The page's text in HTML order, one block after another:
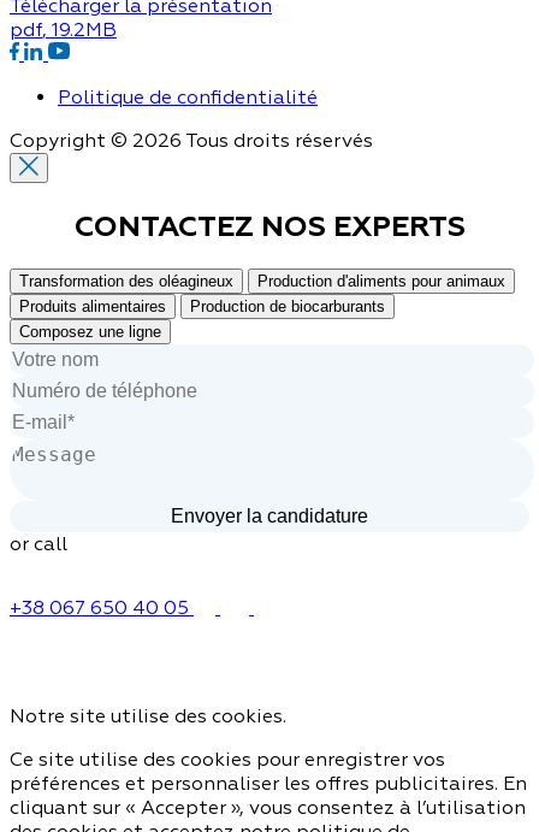
Télécharger la présentation
pdf, 19.2MB
Politique de confidentialité
Copyright © 2026 Tous droits réservés
CONTACTEZ NOS EXPERTS
Transformation des oléagineux
Production d'aliments pour animaux
Produits alimentaires
Production de biocarburants
Composez une ligne
or call
+38 067 650 40 05
Notre site utilise des cookies.
Ce site utilise des cookies pour enregistrer vos
préférences et personnaliser les offres publicitaires. En
cliquant sur « Accepter », vous consentez à l’utilisation